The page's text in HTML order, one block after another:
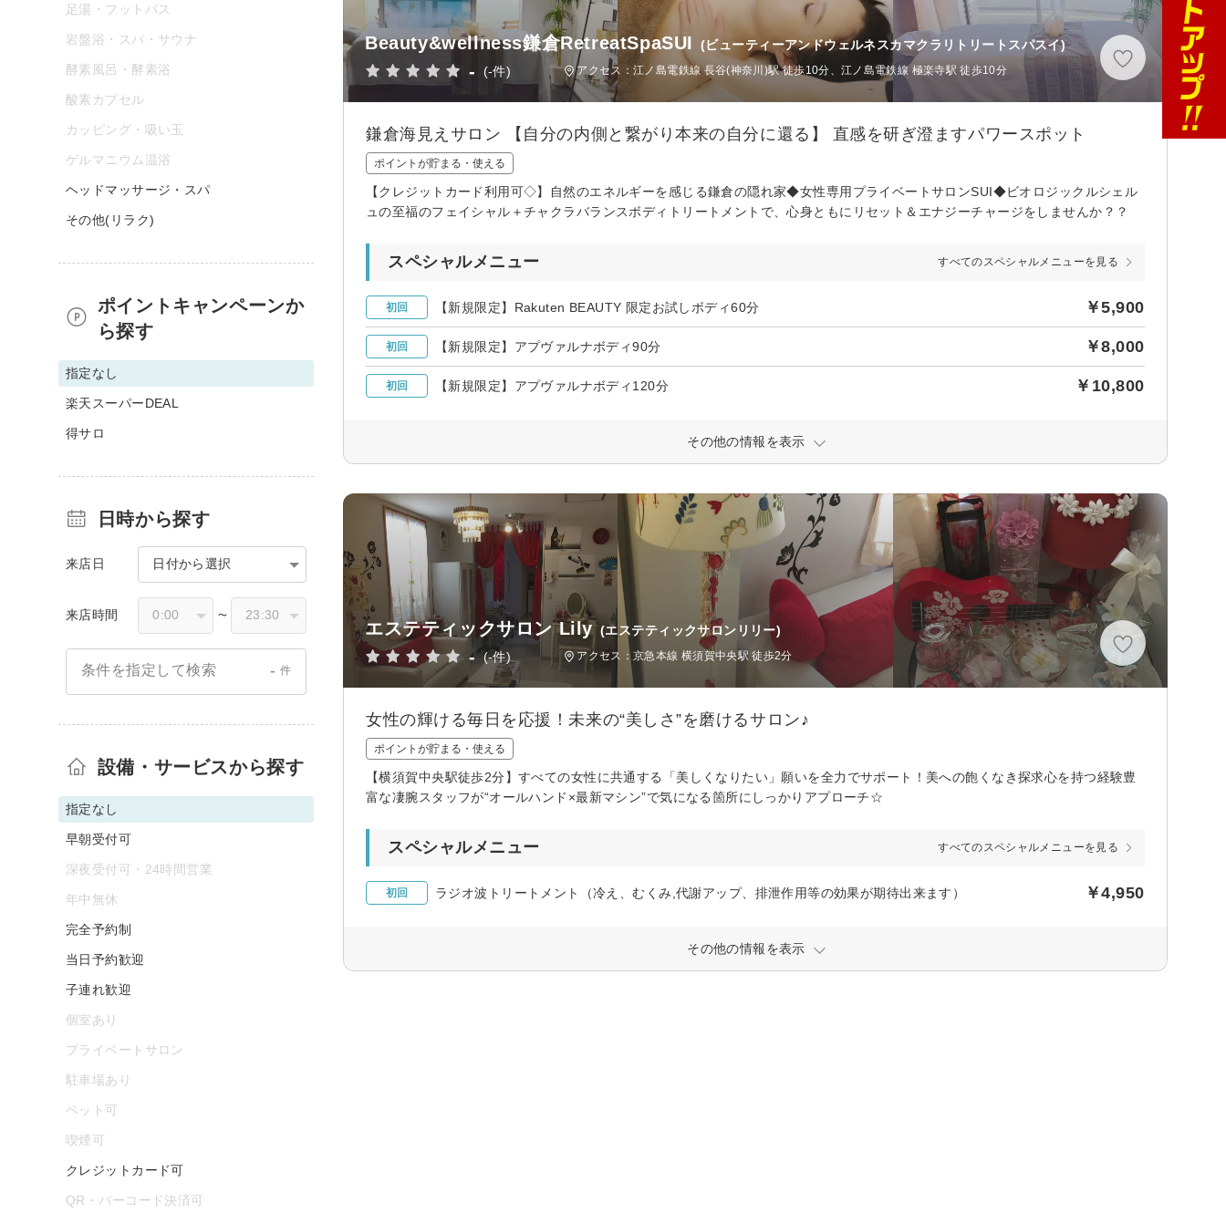
Beauty&wellness鎌倉RetreatSpaSUI (ビューティーアンドウェルネスカマクラリトリートスパスイ)
- (-件) アクセス：江ノ島電鉄線 長谷(神奈川)駅 徒歩10分、江ノ島電鉄線 極楽寺駅 徒歩10分
鎌倉海見えサロン 【自分の内側と繋がり本来の自分に還る】 直感を研ぎ澄ますパワースポット
ポイントが貯まる・使える
【クレジットカード利用可◇】自然のエネルギーを感じる鎌倉の隠れ家◆女性専用プライベートサロンSUI◆ビオロジックルシェル
ュの至福のフェイシャル＋チャクラバランスボディトリートメントで、心身ともにリセット＆エナジーチャージをしませんか？？
スペシャルメニュー すべてのスペシャルメニューを見る
初回 【新規限定】Rakuten BEAUTY 限定お試しボディ60分 ￥5,900
初回 【新規限定】アプヴァルナボディ90分 ￥8,000
初回 【新規限定】アプヴァルナボディ120分 ￥10,800
その他の情報を表示
エステティックサロン Lily (エステティックサロンリリー)
- (-件) アクセス：京急本線 横須賀中央駅 徒歩2分
女性の輝ける毎日を応援！未来の“美しさ”を磨けるサロン♪
ポイントが貯まる・使える
【横須賀中央駅徒歩2分】すべての女性に共通する「美しくなりたい」願いを全力でサポート！美への飽くなき探求心を持つ経験豊
富な凄腕スタッフが“オールハンド×最新マシン”で気になる箇所にしっかりアプローチ☆
スペシャルメニュー すべてのスペシャルメニューを見る
初回 ラジオ波トリートメント（冷え、むくみ,代謝アップ、排泄作用等の効果が期待出来ます） ￥4,950
その他の情報を表示
足湯・フットバス
岩盤浴・スパ・サウナ
酵素風呂・酵素浴
酸素カプセル
カッピング・吸い玉
ゲルマニウム温浴
ヘッドマッサージ・スパ
その他(リラク)
ポイントキャンペーンか
ら探す
指定なし
楽天スーパーDEAL
得サロ
日時から探す
来店日 日付から選択
来店時間 〜
条件を指定して検索 - 件
設備・サービスから探す
指定なし
早朝受付可
深夜受付可・24時間営業
年中無休
完全予約制
当日予約歓迎
子連れ歓迎
個室あり
プライベートサロン
駐車場あり
ペット可
喫煙可
クレジットカード可
QR・バーコード決済可